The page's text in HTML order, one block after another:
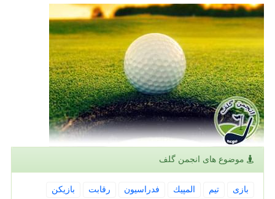
موضوع های انجمن گلف
بازی تیم المپیك فدراسیون رقابت
بازیكن